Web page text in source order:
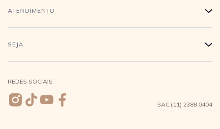
Conecte-se
Login
Meus pedidos
Wishlist
ATENDIMENTO +
Compra Segura
Entrega e Frete
Trocas e Devoluções
SEJA +
REDES SOCIAIS
SAC (11) 2388 0404